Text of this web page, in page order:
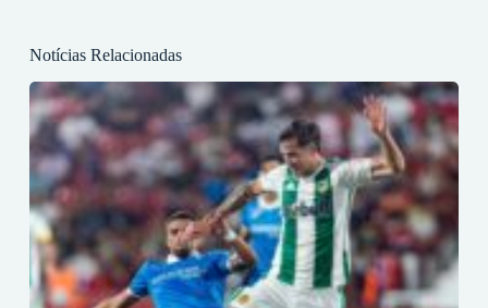
Notícias Relacionadas